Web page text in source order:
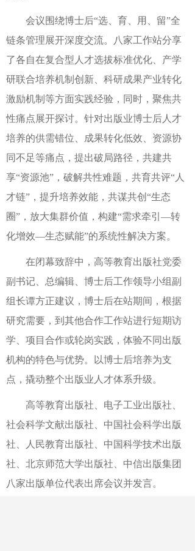
会议围绕博士后“选、育、用、留”全
链条管理展开深度交流。八家工作站分享
了各自在复合型人才选拔标准优化、产学
研联合培养机制创新、科研成果产业转化
激励机制等方面实践经验，同时，聚焦共
性痛点展开探讨。 针对出版业博士后人才
培养的供需错位、成果转化低效、资源协
同不足等痛点，提出破局路径，共建共
享“资源池”，破解共性难题，共育共评“人
才链”，提升培养效能，共谋共创“生态
圈”，放大集群价值，构建“需求牵引—转
化增效—生态赋能”的系统性解决方案。
在闭幕致辞中，高等教育出版社党委
副书记、总编辑、博士后工作领导小组副
组长谭方正建议， 博士后在站期间，根据
研究需要，到其他合作工作站进行短期访
学、项目合作或轮岗实践，体验不同出版
机构的特色与优势。以博士后培养为支
点，撬动整个出版业人才体系升级。
高等教育出版社、电子工业出版社、
社会科学文献出版社、中国社会科学出版
社、人民教育出版社、中国科学技术出版
社、北京师范大学出版社、中信出版集团
八家出版单位代表出席会议并发言。